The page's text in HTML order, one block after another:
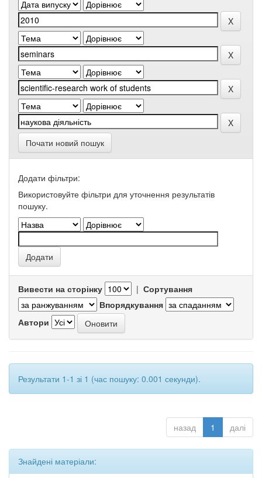
Почати новий пошук
Додати фільтри:
Використовуйте фільтри для уточнення результатів
пошуку.
Вивести на сторінку | Сортування
Впорядкування
Автори
Результати 1-1 зі 1 (час пошуку: 0.001 секунди).
назад 1 далі
Знайдені матеріали: